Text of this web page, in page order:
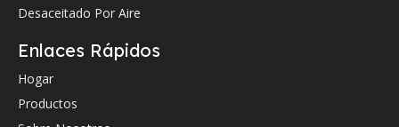
Reemplazo Komatsu
Filtro de succión de
aceite hidráulico
20Y6021311
Desaceitado Por Aire
Enlaces Rápidos
Hogar
Productos